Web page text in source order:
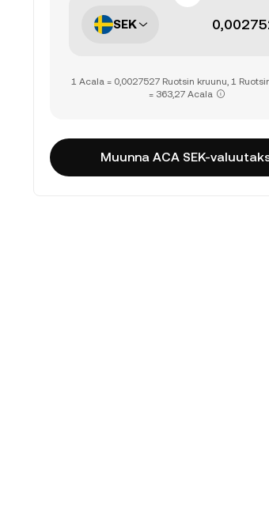
SEK
1 Acala = 0,0027527 Ruotsin kruunu, 1
= 363,27 Acala
Muunna ACA SEK-